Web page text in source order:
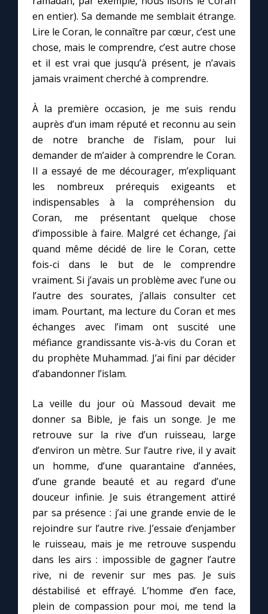
en entier). Sa demande me semblait étrange.
Lire le Coran, le connaître par cœur, c’est une
chose, mais le comprendre, c’est autre chose
et il est vrai que jusqu’à présent, je n’avais
jamais vraiment cherché à comprendre.
À la première occasion, je me suis rendu
auprès d’un imam réputé et reconnu au sein
de notre branche de l’islam, pour lui
demander de m’aider à comprendre le Coran.
Il a essayé de me décourager, m’expliquant
les nombreux prérequis exigeants et
indispensables à la compréhension du
Coran, me présentant quelque chose
d’impossible à faire. Malgré cet échange, j’ai
quand même décidé de lire le Coran, cette
fois-ci dans le but de le comprendre
vraiment. Si j’avais un problème avec l’une ou
l’autre des sourates, j’allais consulter cet
imam. Pourtant, ma lecture du Coran et mes
échanges avec l’imam ont suscité une
méfiance grandissante vis-à-vis du Coran et
du prophète Muhammad. J’ai fini par décider
d’abandonner l’islam.
La veille du jour où Massoud devait me
donner sa Bible, je fais un songe. Je me
retrouve sur la rive d’un ruisseau, large
d’environ un mètre. Sur l’autre rive, il y avait
un homme, d’une quarantaine d’années,
d’une grande beauté et au regard d’une
douceur infinie. Je suis étrangement attiré
par sa présence : j’ai une grande envie de le
rejoindre sur l’autre rive. J’essaie d’enjamber
le ruisseau, mais je me retrouve suspendu
dans les airs : impossible de gagner l’autre
rive, ni de revenir sur mes pas. Je suis
déstabilisé et effrayé. L’homme d’en face,
plein de compassion pour moi, me tend la